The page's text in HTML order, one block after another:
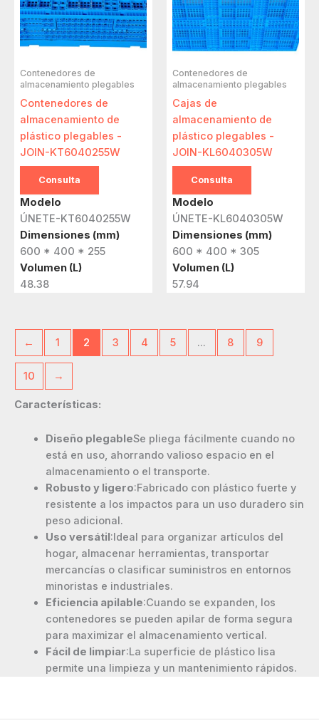
Contenedores de
almacenamiento plegables
Contenedores de
almacenamiento de
plástico plegables -
JOIN-KT6040255W
Consulta
Modelo
ÚNETE-KT6040255W
Dimensiones (mm)
600 * 400 * 255
Volumen (L)
48.38
Contenedores de
almacenamiento plegables
Cajas de
almacenamiento de
plástico plegables -
JOIN-KL6040305W
Consulta
Modelo
ÚNETE-KL6040305W
Dimensiones (mm)
600 * 400 * 305
Volumen (L)
57.94
← 1 2 3 4 5 ... 8 9
10 →
Características:
Diseño plegableSe pliega fácilmente cuando no
está en uso, ahorrando valioso espacio en el
almacenamiento o el transporte.
Robusto y ligero:Fabricado con plástico fuerte y
resistente a los impactos para un uso duradero sin
peso adicional.
Uso versátil:Ideal para organizar artículos del
hogar, almacenar herramientas, transportar
mercancías o clasificar suministros en entornos
minoristas e industriales.
Eficiencia apilable:Cuando se expanden, los
contenedores se pueden apilar de forma segura
para maximizar el almacenamiento vertical.
Fácil de limpiar:La superficie de plástico lisa
permite una limpieza y un mantenimiento rápidos.